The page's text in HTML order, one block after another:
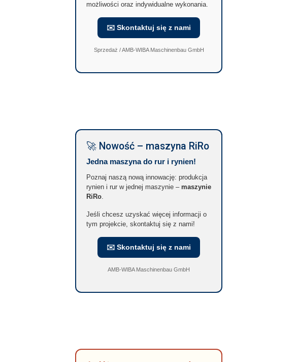
możliwości oraz indywidualne wykonania.
✉️ Skontaktuj się z nami
Sprzedaż / AMB-WIBA Maschinenbau GmbH
🚀 Nowość – maszyna RiRo
Jedna maszyna do rur i rynien!
Poznaj naszą nową innowację: produkcja
rynien i rur w jednej maszynie – maszynie
RiRo.
Jeśli chcesz uzyskać więcej informacji o
tym projekcie, skontaktuj się z nami!
✉️ Skontaktuj się z nami
AMB-WIBA Maschinenbau GmbH